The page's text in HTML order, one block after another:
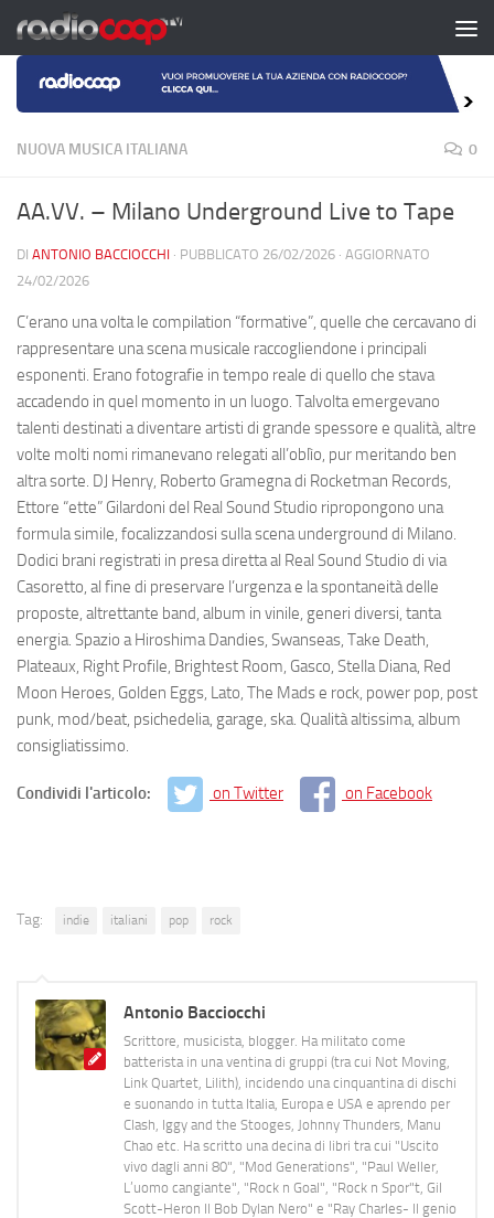
Salta al contenuto
NUOVA MUSICA ITALIANA 0
AA.VV. – Milano Underground Live to Tape
DI ANTONIO BACCIOCCHI · PUBBLICATO 26/02/2026 · AGGIORNATO
24/02/2026
C’erano una volta le compilation “formative”, quelle che cercavano di
rappresentare una scena musicale raccogliendone i principali
esponenti. Erano fotografie in tempo reale di quello che stava
accadendo in quel momento in un luogo. Talvolta emergevano
talenti destinati a diventare artisti di grande spessore e qualità, altre
volte molti nomi rimanevano relegati all’oblìo, pur meritando ben
altra sorte. DJ Henry, Roberto Gramegna di Rocketman Records,
Ettore “ette” Gilardoni del Real Sound Studio ripropongono una
formula simile, focalizzandosi sulla scena underground di Milano.
Dodici brani registrati in presa diretta al Real Sound Studio di via
Casoretto, al fine di preservare l’urgenza e la spontaneità delle
proposte, altrettante band, album in vinile, generi diversi, tanta
energia. Spazio a Hiroshima Dandies, Swanseas, Take Death,
Plateaux, Right Profile, Brightest Room, Gasco, Stella Diana, Red
Moon Heroes, Golden Eggs, Lato, The Mads e rock, power pop, post
punk, mod/beat, psichedelia, garage, ska. Qualità altissima, album
consigliatissimo.
Condividi l'articolo: on Twitter on Facebook
Tag: indie italiani pop rock
Antonio Bacciocchi
Scrittore, musicista, blogger. Ha militato come
batterista in una ventina di gruppi (tra cui Not Moving,
Link Quartet, Lilith), incidendo una cinquantina di dischi
e suonando in tutta Italia, Europa e USA e aprendo per
Clash, Iggy and the Stooges, Johnny Thunders, Manu
Chao etc. Ha scritto una decina di libri tra cui "Uscito
vivo dagli anni 80", "Mod Generations", "Paul Weller,
L’uomo cangiante", "Rock n Goal", "Rock n Spor"t, Gil
Scott-Heron Il Bob Dylan Nero" e "Ray Charles- Il genio